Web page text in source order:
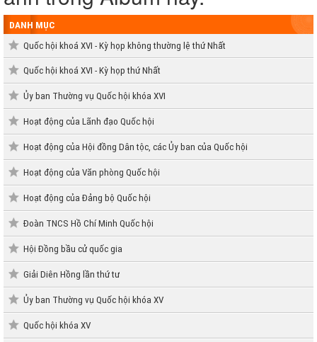
DANH MỤC
Quốc hội khoá XVI - Kỳ họp không thường lệ thứ Nhất
Quốc hội khoá XVI - Kỳ họp thứ Nhất
Ủy ban Thường vụ Quốc hội khóa XVI
Hoạt động của Lãnh đạo Quốc hội
Hoạt động của Hội đồng Dân tộc, các Ủy ban của Quốc hội
Hoạt động của Văn phòng Quốc hội
Hoạt động của Đảng bộ Quốc hội
Đoàn TNCS Hồ Chí Minh Quốc hội
Hội Đồng bầu cử quốc gia
Giải Diên Hồng lần thứ tư
Ủy ban Thường vụ Quốc hội khóa XV
Quốc hội khóa XV